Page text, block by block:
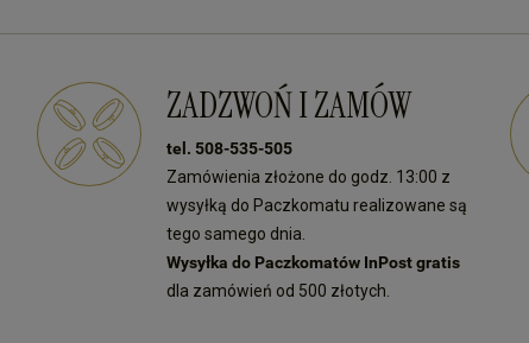
ZADZWOŃ I ZAMÓW
tel. 508-535-505
Zamówienia złożone do godz. 13:00 z
wysyłką do Paczkomatu realizowane są
tego samego dnia.
Wysyłka do Paczkomatów InPost gratis
dla zamówień od 500 złotych.